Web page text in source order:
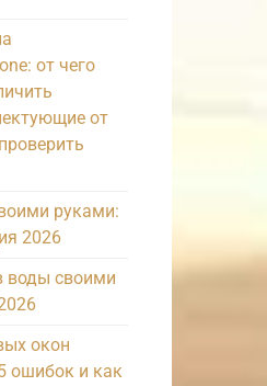
от чего
от
руками:
2026
воды своими
окон
ошибок и как